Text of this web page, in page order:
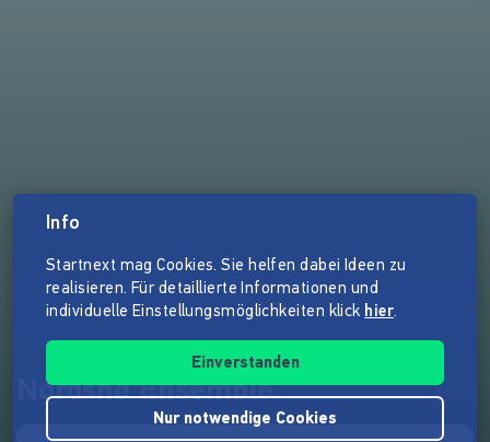
Nordsnø Ensemble
Info
Startnext mag Cookies. Sie helfen dabei Ideen zu
realisieren. Für detaillierte Informationen und
individuelle Einstellungsmöglichkeiten klick hier.
Einverstanden
Nur notwendige Cookies